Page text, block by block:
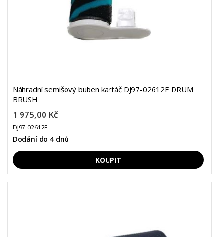
Náhradní semišový buben kartáč DJ97-02612E DRUM
BRUSH
1 975,00 Kč
DJ97-02612E
Dodání do 4 dnů